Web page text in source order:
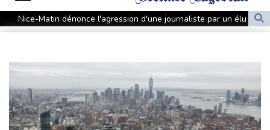
Nice-Matin dénonce l'agression d'une journaliste par un élu
municipal de Cagnes-sur-Mer
pacte de défense
Euro de natation: Olivier et Fontaine offrent aux Bleus deux
médailles en eau libre
L'Eglise détaille le riche programme du pape en France fin